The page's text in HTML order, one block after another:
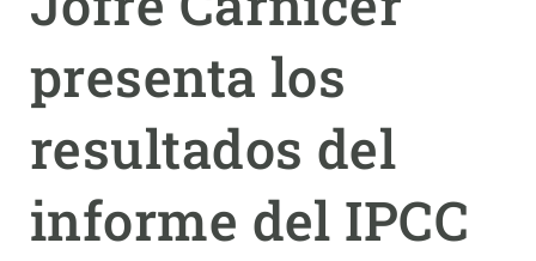
presenta los
resultados del
informe del IPCC
menu
INVESTIGACIÓN
CIENCIA EN ACCIÓN
NOTICIAS Y AGENDA